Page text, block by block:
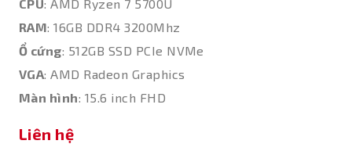
CPU: AMD Ryzen 7 5700U
RAM: 16GB DDR4 3200Mhz
Ổ cứng: 512GB SSD PCIe NVMe
VGA: AMD Radeon Graphics
Màn hình: 15.6 inch FHD
Liên hệ